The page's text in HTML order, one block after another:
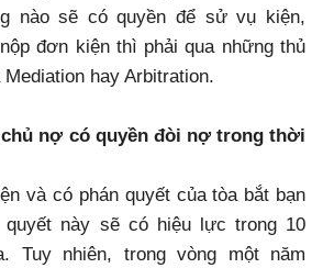
nào sẽ có quyền để sử vụ kiện,
đơn kiện thì phải qua những thủ
hay Arbitration.
nợ có quyền đòi nợ trong thời
và có phán quyết của tòa bắt bạn
quyết này sẽ có hiệu lực trong 10
Tuy nhiên, trong vòng một năm